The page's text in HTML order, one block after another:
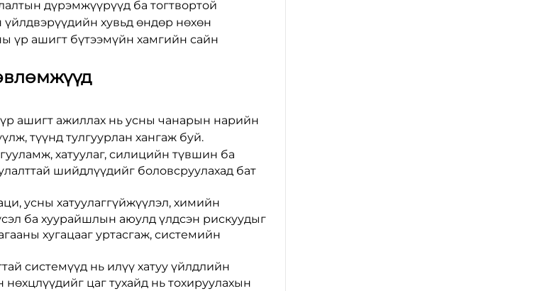
дүрэмжүүрүүд ба тогтвортой
хувьд өндөр нөхөн
үр ашигт бүтээмүйн хамгийн сайн
ашигт ажиллах нь усны чанарын нарийн
түүнд тулгуурлан хангаж буй.
хатуулаг, силицийн түвшин ба
шийдлүүдийг боловсруулахад бат
усны хатуулаггүйжүүлэл, химийн
ба хуурайшлын аюулд үлдсэн рискуудыг
хугацааг уртасгаж, системийн
системүүд нь илүү хатуу үйлдлийн
цаг тухайд нь тохируулахын